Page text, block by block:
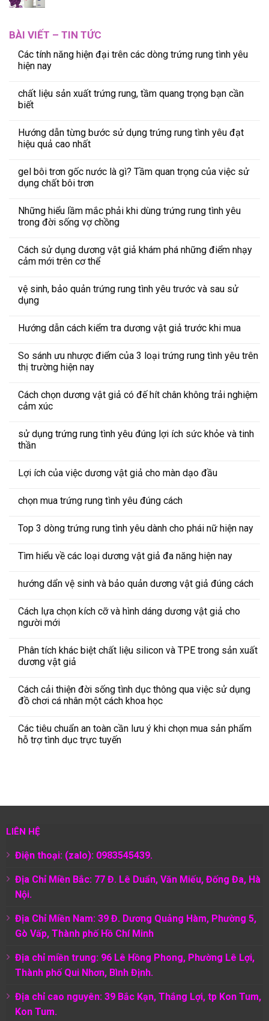
BÀI VIẾT – TIN TỨC
Các tính năng hiện đại trên các dòng trứng rung tình yêu
hiện nay
chất liệu sản xuất trứng rung, tầm quang trọng bạn cần
biết
Hướng dẫn từng bước sử dụng trứng rung tình yêu đạt
hiệu quả cao nhất
gel bôi trơn gốc nước là gì? Tầm quan trọng của việc sử
dụng chất bôi trơn
Những hiểu lầm mắc phải khi dùng trứng rung tình yêu
trong đời sống vợ chồng
Cách sử dụng dương vật giả khám phá những điểm nhạy
cảm mới trên cơ thể
vệ sinh, bảo quản trứng rung tình yêu trước và sau sử
dụng
Hướng dẫn cách kiểm tra dương vật giả trước khi mua
So sánh ưu nhược điểm của 3 loại trứng rung tình yêu trên
thị trường hiện nay
Cách chọn dương vật giả có đế hít chân không trải nghiệm
cảm xúc
sử dụng trứng rung tình yêu đúng lợi ích sức khỏe và tinh
thần
Lợi ích của việc dương vật giả cho màn dạo đầu
chọn mua trứng rung tình yêu đúng cách
Top 3 dòng trứng rung tình yêu dành cho phái nữ hiện nay
Tìm hiểu về các loại dương vật giả đa năng hiện nay
hướng dẩn vệ sinh và bảo quản dương vật giả đúng cách
Cách lựa chọn kích cỡ và hình dáng dương vật giả cho
người mới
Phân tích khác biệt chất liệu silicon và TPE trong sản xuất
dương vật giả
Cách cải thiện đời sống tình dục thông qua việc sử dụng
đồ chơi cá nhân một cách khoa học
Các tiêu chuẩn an toàn cần lưu ý khi chọn mua sản phẩm
hỗ trợ tình dục trực tuyến
LIÊN HỆ
Điện thoại: (zalo): 0983545439.
Địa Chỉ Miền Bắc: 77 Đ. Lê Duẩn, Văn Miếu, Đống Đa, Hà
Nội.
Địa Chỉ Miền Nam: 39 Đ. Dương Quảng Hàm, Phường 5,
Gò Vấp, Thành phố Hồ Chí Minh
Địa chỉ miền trung: 96 Lê Hồng Phong, Phường Lê Lợi,
Thành phố Qui Nhơn, Bình Định.
Địa chỉ cao nguyên: 39 Bắc Kạn, Thắng Lợi, tp Kon Tum,
Kon Tum.